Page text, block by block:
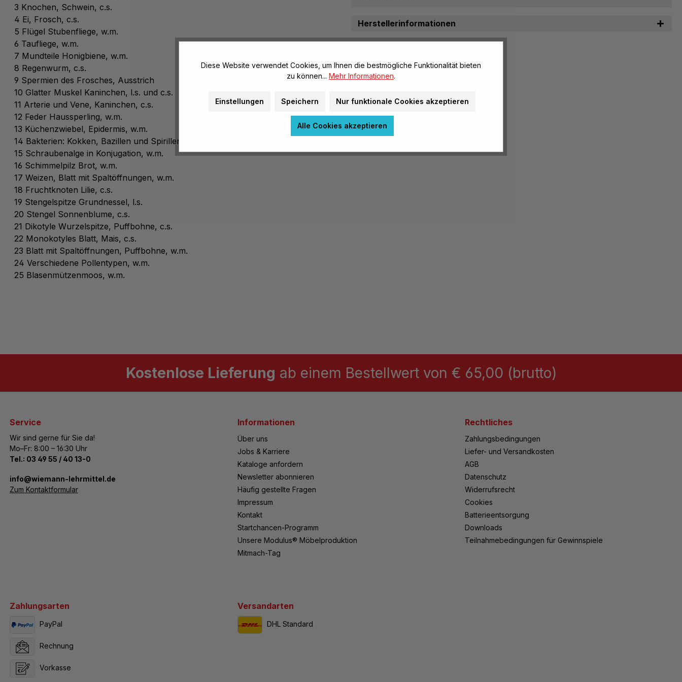
3 Knochen, Schwein, c.s.
4 Ei, Frosch, c.s.
5 Flügel Stubenfliege, w.m.
6 Taufliege, w.m.
7 Mundteile Honigbiene, w.m.
8 Regenwurm, c.s.
9 Spermien des Frosches, Ausstrich
10 Glatter Muskel Kaninchen, l.s. und c.s.
11 Arterie und Vene, Kaninchen, c.s.
12 Feder Haussperling, w.m.
13 Küchenzwiebel, Epidermis, w.m.
14 Bakterien: Kokken, Bazillen und Spirillen, Ausstrich
15 Schraubenalge in Konjugation, w.m.
16 Schimmelpilz Brot, w.m.
17 Weizen, Blatt mit Spaltöffnungen, w.m.
18 Fruchtknoten Lilie, c.s.
19 Stengelspitze Grundnessel, l.s.
20 Stengel Sonnenblume, c.s.
21 Dikotyle Wurzelspitze, Puffbohne, c.s.
22 Monokotyles Blatt, Mais, c.s.
23 Blatt mit Spaltöffnungen, Puffbohne, w.m.
24 Verschiedene Pollentypen, w.m.
25 Blasenmützenmoos, w.m.
Herstellerinformationen
Kostenlose Lieferung ab einem Bestellwert von € 65,00 (brutto)
Service
Wir sind gerne für Sie da!
Mo–Fr: 8:00 – 16:30 Uhr
Tel.: 03 49 55 / 40 13-0
­info@wiemann-lehrmittel.de
Zum Kontaktformular
Informationen
Über uns
Jobs & Karriere
Kataloge anfordern
Newsletter abonnieren
Häufig gestellte Fragen
Impressum
Kontakt
Startchancen-Programm
Unsere Modulus® Möbelproduktion
Mitmach-Tag
Rechtliches
Zahlungsbedingungen
Liefer- und Versandkosten
AGB
Datenschutz
Widerrufsrecht
Cookies
Batterieentsorgung
Downloads
Teilnahmebedingungen für Gewinnspiele
Zahlungsarten
PayPal
Rechnung
Vorkasse
Versandarten
DHL Standard
Diese Website verwendet Cookies, um Ihnen die bestmögliche Funktionalität bieten
zu können... Mehr Informationen.
Einstellungen Speichern Nur funktionale Cookies akzeptieren
Alle Cookies akzeptieren